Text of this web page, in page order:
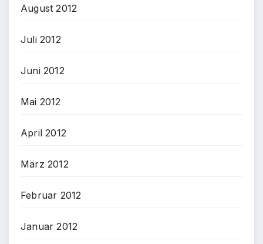
August 2012
Juli 2012
Juni 2012
Mai 2012
April 2012
März 2012
Februar 2012
Januar 2012